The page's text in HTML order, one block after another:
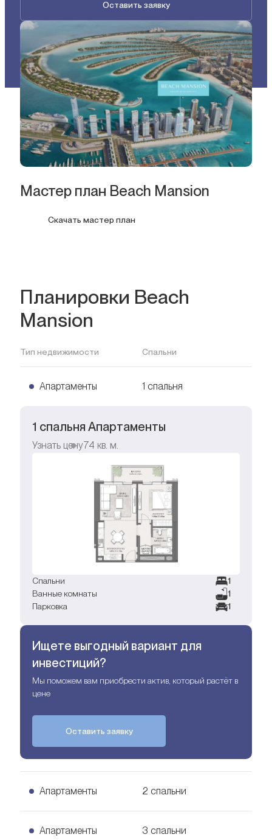
Оставить заявку
Мастер план Beach Mansion
Скачать мастер план
Планировки Beach
Mansion
Тип недвижимости Спальни
Апартаменты 1 спальня
1 спальня Апартаменты
Узнать цену74 кв. м.
Спальни
1
Ванные комнаты
1
Парковка
1
Ищете выгодный вариант для
инвестиций?
Мы поможем вам приобрести актив, который растёт в
цене
Оставить заявку
Апартаменты 2 спальни
2 спальни Апартаменты
Апартаменты 3 спальни